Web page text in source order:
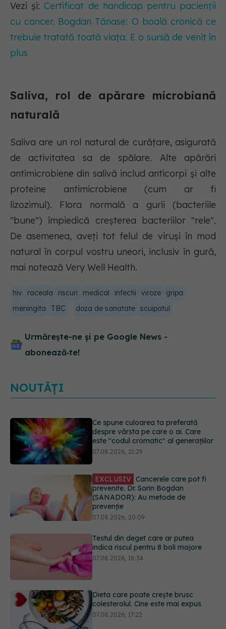
Vezi și:Certificat de handicap pentru pacienții
cu cancer. Bogdan Tănase: O boală cronică ce
trebuie tratată toată viața. E o sursă de venit în
plus
Saliva, rol de apărare microbiană
naturală
Saliva are un rol natural de curățare, asigurată
de activitatea sa de spălare. Alte apărări
antimicrobiene din salivă includ anticorpi și alte
proteine antimicrobiene (cum ar fi
lizozimul). Flora normală a gurii (bacteriile
"bune") împiedică creșterea bacteriilor "rele".
De asemenea, aveți tot felul de viruși în mod
natural în corpul vostru uneori, inclusiv în gură,
mai notează Very Well Health.
hiv raceala riscuri medical infectii viroze
gripa
meningita
TBC doza de sanatate scuipatul
Urmărește-ne și pe Google News -
abonează‑te!
NOUTĂȚI
EXCLUSIV Cancerele care pot fi
prevenite. Dr. Sorin Bogdan
(SANADOR): Au metode de
prevenție
Testul din deget care ar putea
indica riscul pentru 8 boli majore
07.08.2026, 18:34
Dieta care poate crește brusc
colesterolul. Cine este mai expus
07.08.2026, 17:22
PNRR: 174 de milioane de lei pentru
sănătate într-o singură săptămână.
Ce spitale primesc bani